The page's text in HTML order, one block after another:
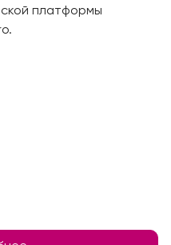
платформы